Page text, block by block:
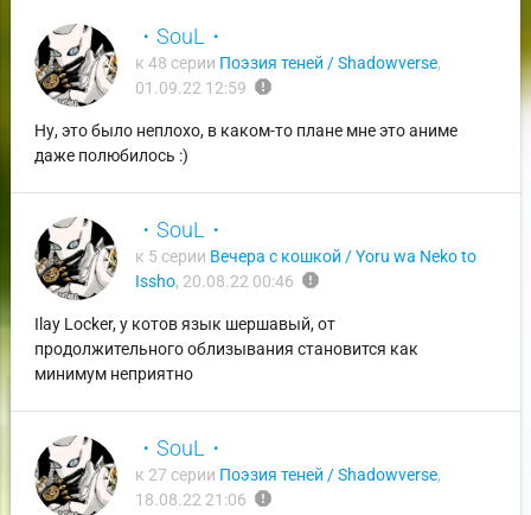
・SouL・
к 48 серии Поэзия теней / Shadowverse,
01.09.22 12:59 report
Ну, это было неплохо, в каком-то плане мне это аниме
даже полюбилось :)
・SouL・
к 5 серии Вечера с кошкой / Yoru wa Neko to
Issho, 20.08.22 00:46 report
Ilay Locker, у котов язык шершавый, от
продолжительного облизывания становится как
минимум неприятно
・SouL・
к 27 серии Поэзия теней / Shadowverse,
18.08.22 21:06 report